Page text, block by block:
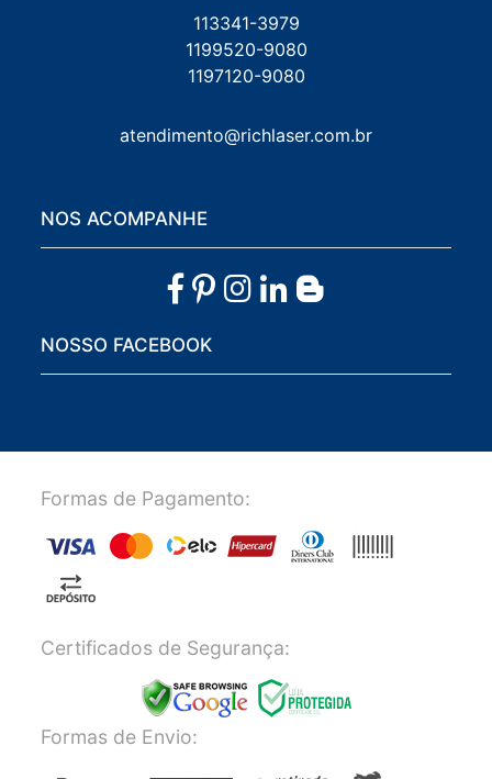
113341-3979
1199520-9080
1197120-9080
atendimento@richlaser.com.br
NOS ACOMPANHE
NOSSO FACEBOOK
Formas de Pagamento:
Certificados de Segurança:
Formas de Envio: